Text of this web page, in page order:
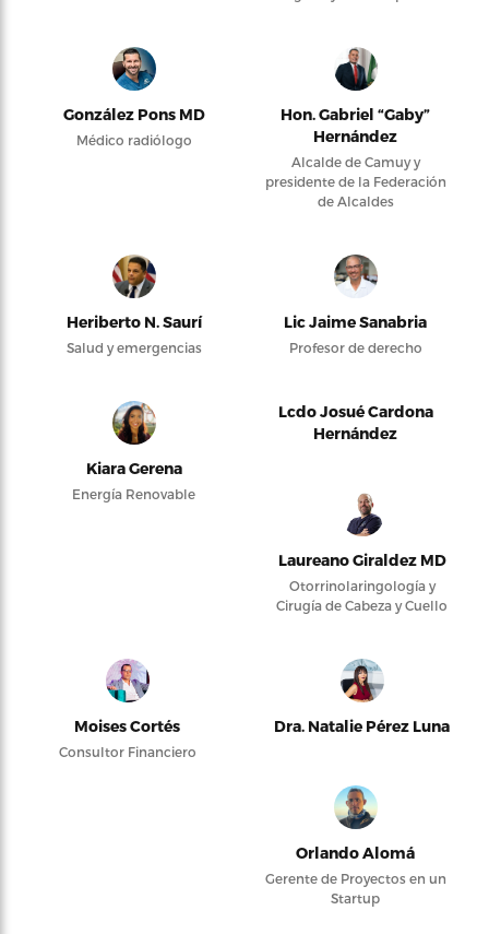
González Pons MD
Médico radiólogo
Hon. Gabriel “Gaby”
Hernández
Alcalde de Camuy y
presidente de la Federación
de Alcaldes
Heriberto N. Saurí
Salud y emergencias
Lic Jaime Sanabria
Profesor de derecho
Kiara Gerena
Energía Renovable
Lcdo Josué Cardona
Hernández
Laureano Giraldez MD
Otorrinolaringología y
Cirugía de Cabeza y Cuello
Moises Cortés
Consultor Financiero
Dra. Natalie Pérez Luna
Orlando Alomá
Gerente de Proyectos en un
Startup